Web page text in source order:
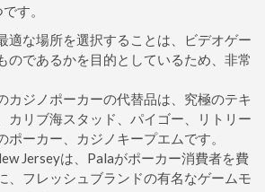
す。
適な場所を選択することは、ビデオゲー
のであるかを目的としているため、非常
カジノポーカーの代替品は、究極のテキ
カリブ海スタッド、パイゴー、リトリー
ポーカー、カジノキープエムです。
Jerseyは、Palaがポーカー消費者を費
、フレッシュブランドの有名なゲームモ